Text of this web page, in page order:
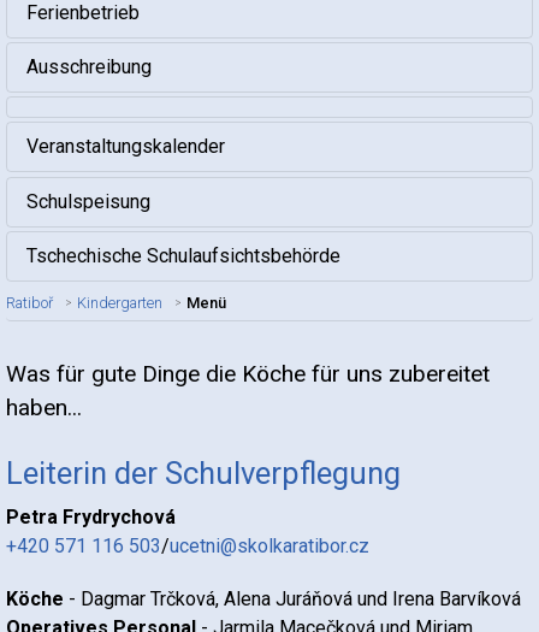
Ferienbetrieb
Ausschreibung
Veranstaltungskalender
Schulspeisung
Tschechische Schulaufsichtsbehörde
Ratiboř Kindergarten Menü
Titel des Artikels
Was für gute Dinge die Köche für uns zubereitet
haben...
Leiterin der Schulverpflegung
Petra Frydrychová
+420 571 116 503/ucetni@skolkaratibor.cz
Köche - Dagmar Trčková, Alena Juráňová und Irena Barvíková